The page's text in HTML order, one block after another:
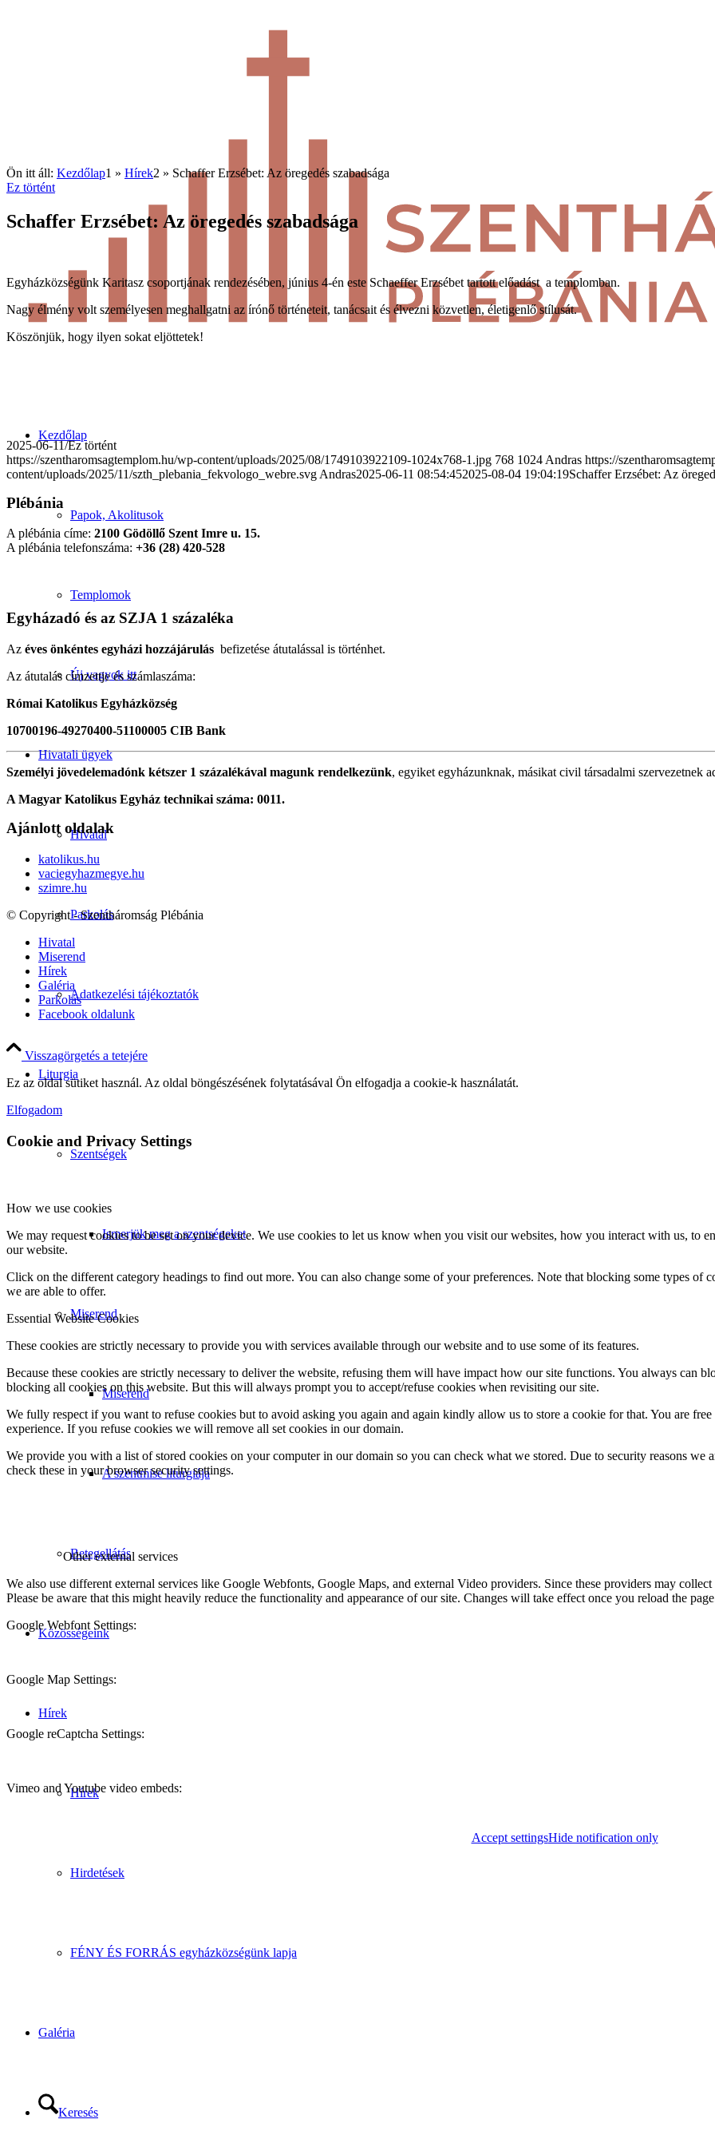
Kezdőlap
Papok, Akolitusok
Templomok
Új vagyok itt
Hivatali ügyek
Hivatal
Parkolás
Adatkezelési tájékoztatók
Liturgia
Szentségek
Ismerjük meg a szentségeket
Miserend
Miserend
A szentmise liturgiája
Betegellátás
Közösségeink
Hírek
Hírek
Hirdetések
FÉNY ÉS FORRÁS egyházközségünk lapja
Galéria
Keresés
Ön itt áll: Kezdőlap1 » Hírek2 » Schaffer Erzsébet: Az öregedés szabadsága
Ez történt
Schaffer Erzsébet: Az öregedés szabadsága
Egyházközségünk Karitasz csoportjának rendezésében, június 4-én este Schaeffer Erzsébet tartott előadást a templomban.
Nagy élmény volt személyesen meghallgatni az írónő történeteit, tanácsait és élvezni közvetlen, életigenlő stílusát.
Köszönjük, hogy ilyen sokat eljöttetek!
2025-06-11/Ez történt
https://szentharomsagtemplom.hu/wp-content/uploads/2025/08/1749103922109-1024x768-1.jpg 768 1024 Andras https://
content/uploads/2025/11/szth_plebania_fekvologo_webre.svg Andras2025-06-11 08:54:452025-08-04 19:04:19Schaffer Erzsébet: Az
Plébánia
A plébánia címe: 2100 Gödöllő Szent Imre u. 15.
A plébánia telefonszáma: +36 (28) 420-528
Egyházadó és az SZJA 1 százaléka
Az éves önkéntes egyházi hozzájárulás befizetése átutalással is történhet.
Az átutalás címzettje és számlaszáma:
Római Katolikus Egyházközség
10700196-49270400-51100005 CIB Bank
Személyi jövedelemadónk kétszer 1 százalékával magunk rendelkezünk, egyiket egyházunknak, másikat civil társadalmi szervezetnek
A Magyar Katolikus Egyház technikai száma: 0011.
Ajánlott oldalak
katolikus.hu
vaciegyhazmegye.hu
szimre.hu
© Copyright - Szentháromság Plébánia
Hivatal
Miserend
Hírek
Galéria
Parkolás
Facebook oldalunk
Visszagörgetés a tetejére
Ez az oldal sütiket használ. Az oldal böngészésének folytatásával Ön elfogadja a cookie-k használatát.
Elfogadom
Cookie and Privacy Settings
How we use cookies
We may request cookies to be set on your device. We use cookies to let us know when you visit our websites, how you interact with us, to
our website.
Click on the different category headings to find out more. You can also change some of your preferences. Note that blocking some types of
we are able to offer.
Essential Website Cookies
These cookies are strictly necessary to provide you with services available through our website and to use some of its features.
Because these cookies are strictly necessary to deliver the website, refusing them will have impact how our site functions. You always can
blocking all cookies on this website. But this will always prompt you to accept/refuse cookies when revisiting our site.
We fully respect if you want to refuse cookies but to avoid asking you again and again kindly allow us to store a cookie for that. You are
experience. If you refuse cookies we will remove all set cookies in our domain.
We provide you with a list of stored cookies on your computer in our domain so you can check what we stored. Due to security reasons we
check these in your browser security settings.
Other external services
We also use different external services like Google Webfonts, Google Maps, and external Video providers. Since these providers may
Please be aware that this might heavily reduce the functionality and appearance of our site. Changes will take effect once you reload the
Google Webfont Settings:
Google Map Settings:
Google reCaptcha Settings:
Vimeo and Youtube video embeds:
Accept settingsHide notification only